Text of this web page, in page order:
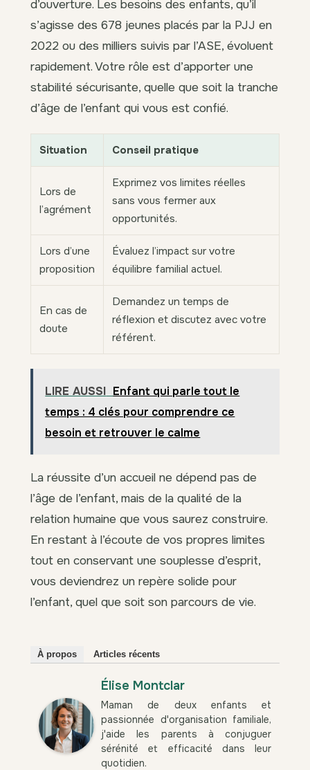
d’ouverture. Les besoins des enfants, qu’il
s’agisse des 678 jeunes placés par la PJJ en
2022 ou des milliers suivis par l’ASE, évoluent
rapidement. Votre rôle est d’apporter une
stabilité sécurisante, quelle que soit la tranche
d’âge de l’enfant qui vous est confié.
Situation Conseil pratique
Lors de
l’agrément
Exprimez vos limites réelles
sans vous fermer aux
opportunités.
Lors d’une
proposition
Évaluez l’impact sur votre
équilibre familial actuel.
En cas de
doute
Demandez un temps de
réflexion et discutez avec votre
référent.
LIRE AUSSI Enfant qui parle tout le
temps : 4 clés pour comprendre ce
besoin et retrouver le calme
La réussite d’un accueil ne dépend pas de
l’âge de l’enfant, mais de la qualité de la
relation humaine que vous saurez construire.
En restant à l’écoute de vos propres limites
tout en conservant une souplesse d’esprit,
vous deviendrez un repère solide pour
l’enfant, quel que soit son parcours de vie.
À propos Articles récents
Élise Montclar
Maman de deux enfants et
passionnée d'organisation familiale,
j'aide les parents à conjuguer
sérénité et efficacité dans leur
quotidien.